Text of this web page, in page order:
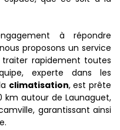
à répondre
proposons un service
traiter rapidement toutes
experte dans les
climatisation, est prête
km autour de Launaguet,
garantissant ainsi